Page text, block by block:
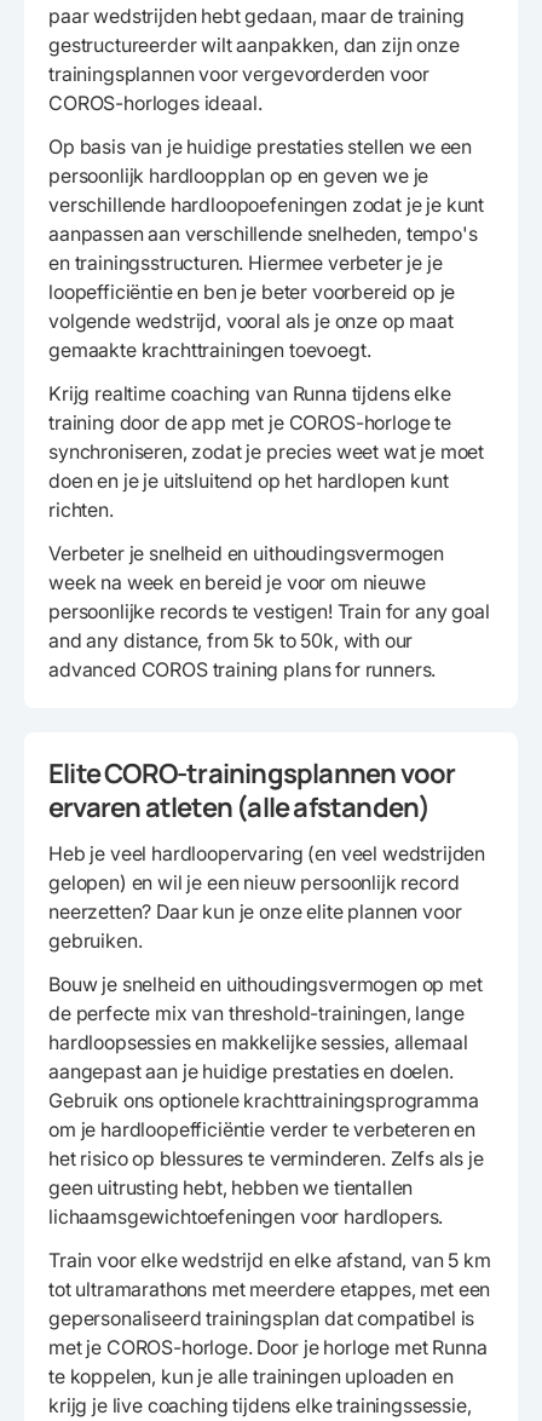
paar wedstrijden hebt gedaan, maar de training
gestructureerder wilt aanpakken, dan zijn onze
trainingsplannen voor vergevorderden voor
COROS-horloges ideaal.
Op basis van je huidige prestaties stellen we een
persoonlijk hardloopplan op en geven we je
verschillende hardloopoefeningen zodat je je kunt
aanpassen aan verschillende snelheden, tempo's
en trainingsstructuren. Hiermee verbeter je je
loopefficiëntie en ben je beter voorbereid op je
volgende wedstrijd, vooral als je onze op maat
gemaakte krachttrainingen toevoegt.
Krijg realtime coaching van Runna tijdens elke
training door de app met je COROS-horloge te
synchroniseren, zodat je precies weet wat je moet
doen en je je uitsluitend op het hardlopen kunt
richten.
Verbeter je snelheid en uithoudingsvermogen
week na week en bereid je voor om nieuwe
persoonlijke records te vestigen! Train for any goal
and any distance, from 5k to 50k, with our
advanced COROS training plans for runners.
Elite CORO-trainingsplannen voor
ervaren atleten (alle afstanden)
Heb je veel hardloopervaring (en veel wedstrijden
gelopen) en wil je een nieuw persoonlijk record
neerzetten? Daar kun je onze elite plannen voor
gebruiken.
Bouw je snelheid en uithoudingsvermogen op met
de perfecte mix van threshold-trainingen, lange
hardloopsessies en makkelijke sessies, allemaal
aangepast aan je huidige prestaties en doelen.
Gebruik ons optionele krachttrainingsprogramma
om je hardloopefficiëntie verder te verbeteren en
het risico op blessures te verminderen. Zelfs als je
geen uitrusting hebt, hebben we tientallen
lichaamsgewichtoefeningen voor hardlopers.
Train voor elke wedstrijd en elke afstand, van 5 km
tot ultramarathons met meerdere etappes, met een
gepersonaliseerd trainingsplan dat compatibel is
met je COROS-horloge. Door je horloge met Runna
te koppelen, kun je alle trainingen uploaden en
krijg je live coaching tijdens elke trainingssessie,